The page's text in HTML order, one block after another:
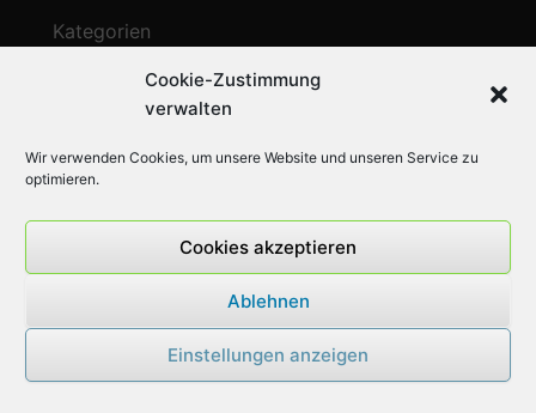
Cookie-Zustimmung
verwalten
Wir verwenden Cookies, um unsere Website und unseren Service zu
optimieren.
Cookies akzeptieren
Ablehnen
Einstellungen anzeigen
Kategorien
AllgemeinAnträgeaus dem Rathaus
Information
Kommunalwahl 2020 Kommunalwahl 2025 Mitteilung
Termine Vorstand
Finden